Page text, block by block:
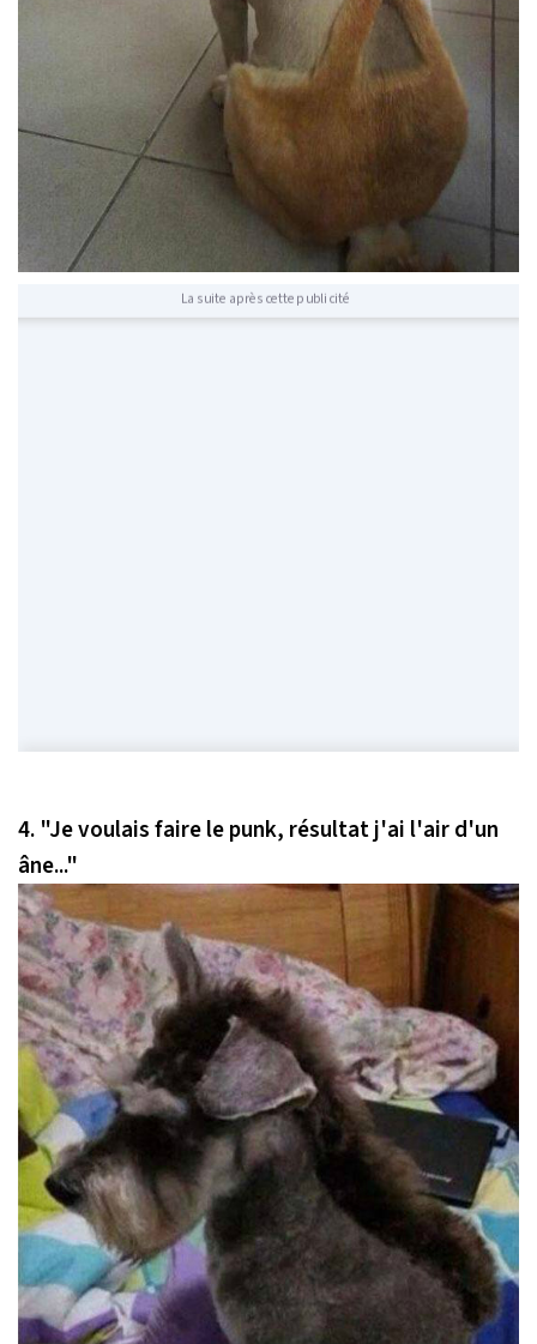
La suite après cette publicité
4. "Je voulais faire le punk, résultat j'ai l'air d'un
âne..."